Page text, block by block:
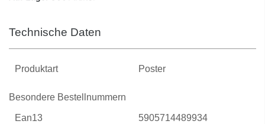
Technische Daten
Produktart Poster
Besondere Bestellnummern
Ean13 5905714489934